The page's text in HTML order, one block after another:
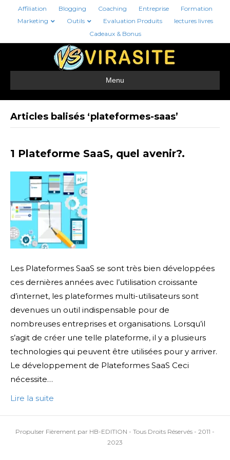
Affiliation Blogging Coaching Entreprise
Formation
Marketing
Outils Evaluation Produits
lectures livres
Cadeaux & Bonus
Menu
Articles balisés ‘plateformes-saas’
1 Plateforme SaaS, quel avenir?.
Les Plateformes SaaS se sont très bien développées
ces dernières années avec l’utilisation croissante
d’internet, les plateformes multi-utilisateurs sont
devenues un outil indispensable pour de
nombreuses entreprises et organisations. Lorsqu’il
s’agit de créer une telle plateforme, il y a plusieurs
technologies qui peuvent être utilisées pour y arriver.
Le développement de Plateformes SaaS Ceci
nécessite…
Lire la suite
Propulser Fièrement par HB-EDITION - Tous Droits Réservés - 2011 -
2023